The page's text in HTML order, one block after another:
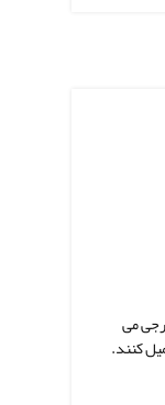
می
کنند.